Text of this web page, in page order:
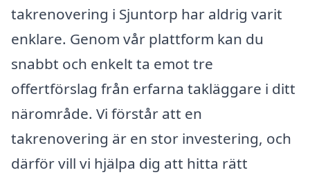
takrenovering i Sjuntorp har aldrig varit
enklare. Genom vår plattform kan du
snabbt och enkelt ta emot tre
offertförslag från erfarna takläggare i ditt
närområde. Vi förstår att en
takrenovering är en stor investering, och
därför vill vi hjälpa dig att hitta rätt